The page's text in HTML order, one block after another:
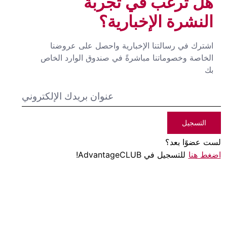
النشرة الإخبارية؟
اشترك في رسالتنا الإخبارية واحصل على عروضنا
الخاصة وخصوماتنا مباشرةً في صندوق الوارد الخاص
بك
التسجيل
لست عضوًا بعد؟
اضغط هنا للتسجيل في AdvantageCLUB!